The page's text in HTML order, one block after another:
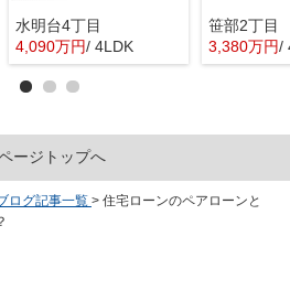
水明台4丁目
4,090万円/ 4LDK
笹部2丁目
3,380万円/
ージトップへ
ログ記事一覧 > 住宅ローンのペアローンと